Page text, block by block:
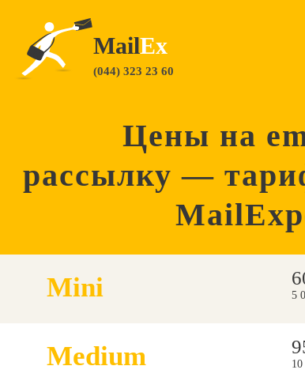
MailEx
(044) 323 23 60
Цены на
рассылку —
Mini 5
Medium